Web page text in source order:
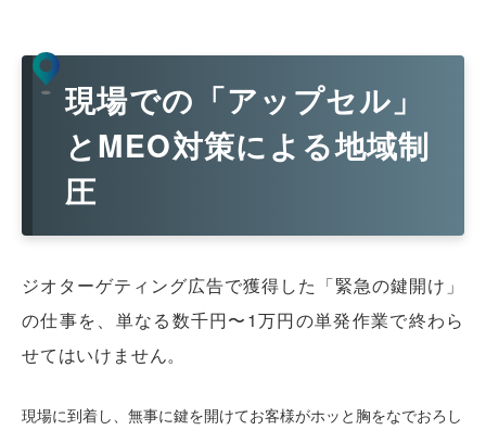
現場での「アップセル」
とMEO対策による地域制
圧
ジオターゲティング広告で獲得した「緊急の鍵開け」
の仕事を、単なる数千円〜1万円の単発作業で終わら
せてはいけません。
現場に到着し、無事に鍵を開けてお客様がホッと胸をなでおろし